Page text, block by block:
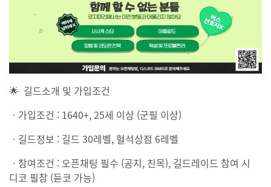
🌟 길드소개 및 가입조건
ㆍ가입조건 : 1640+, 25세 이상 (군필 이상)
ㆍ길드정보 : 길드 30레벨, 혈석상점 6레벨
ㆍ참여조건 : 오픈채팅 필수 (공지, 친목), 길드레이드 참여 시
디코 필참 (듣코 가능)